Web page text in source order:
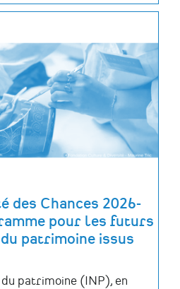
des Chances 2026-
pour les futurs
patrimoine issus
patrimoine (INP), en